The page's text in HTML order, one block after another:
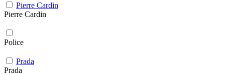
Pierre Cardin
Pierre Cardin
Police
Prada
Prada